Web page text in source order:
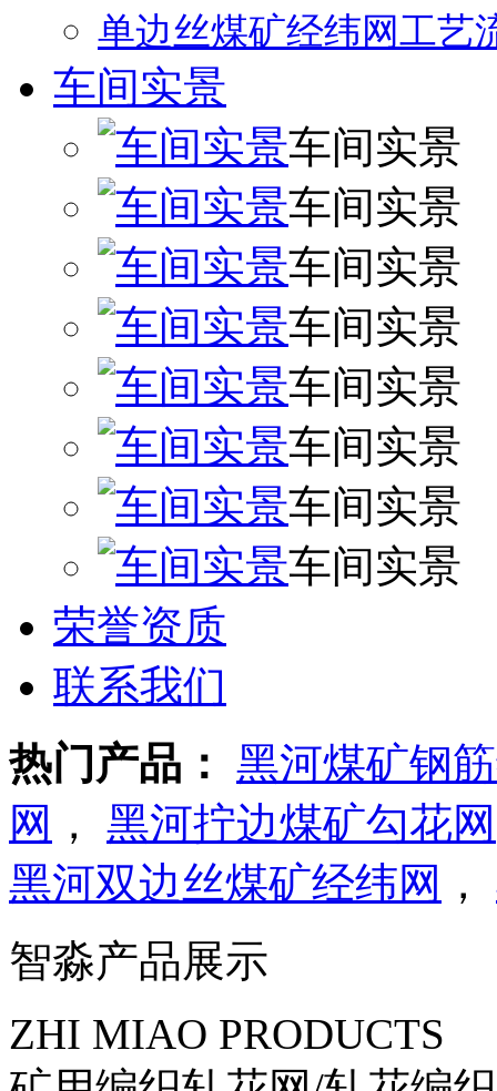
单边丝煤矿经纬网工艺
车间实景
车间实景
车间实景
车间实景
车间实景
车间实景
车间实景
车间实景
车间实景
荣誉资质
联系我们
热门产品： 黑河煤矿钢
网 ， 黑河拧边煤矿勾花网
黑河双边丝煤矿经纬网 ，
智淼产品展示
ZHI MIAO PRODUCTS